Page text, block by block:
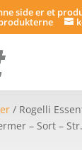
side er et
/ Rogelli
– Sort –